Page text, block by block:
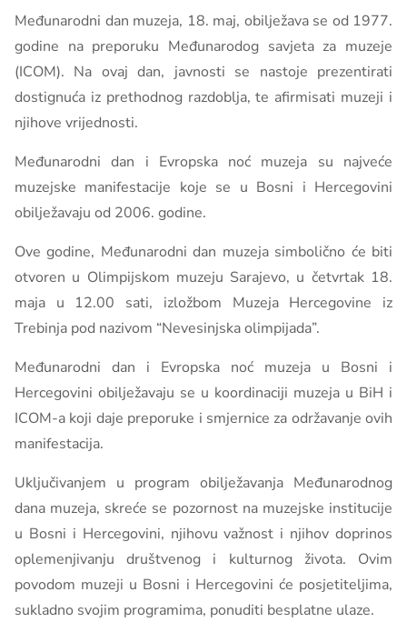
Međunarodni dan muzeja, 18. maj, obilježava se od 1977.
godine na preporuku Međunarodog savjeta za muzeje
(ICOM). Na ovaj dan, javnosti se nastoje prezentirati
dostignuća iz prethodnog razdoblja, te afirmisati muzeji i
njihove vrijednosti.
Međunarodni dan i Evropska noć muzeja su najveće
muzejske manifestacije koje se u Bosni i Hercegovini
obilježavaju od 2006. godine.
Ove godine, Međunarodni dan muzeja simbolično će biti
otvoren u Olimpijskom muzeju Sarajevo, u četvrtak 18.
maja u 12.00 sati, izložbom Muzeja Hercegovine iz
Trebinja pod nazivom “Nevesinjska olimpijada”.
Međunarodni dan i Evropska noć muzeja u Bosni i
Hercegovini obilježavaju se u koordinaciji muzeja u BiH i
ICOM-a koji daje preporuke i smjernice za održavanje ovih
manifestacija.
Uključivanjem u program obilježavanja Međunarodnog
dana muzeja, skreće se pozornost na muzejske institucije
u Bosni i Hercegovini, njihovu važnost i njihov doprinos
oplemenjivanju društvenog i kulturnog života. Ovim
povodom muzeji u Bosni i Hercegovini će posjetiteljima,
sukladno svojim programima, ponuditi besplatne ulaze.